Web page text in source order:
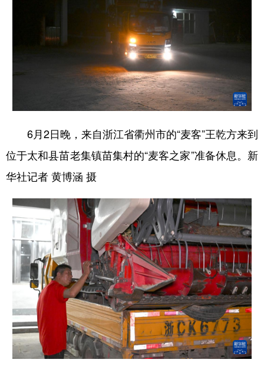
6月2日晚，来自浙江省衢州市的“麦客”王乾方来到
位于太和县苗老集镇苗集村的“麦客之家”准备休息。新
华社记者 黄博涵 摄